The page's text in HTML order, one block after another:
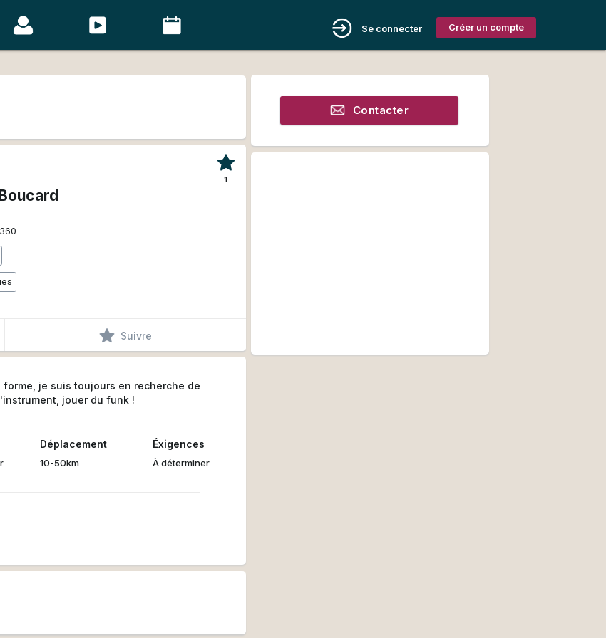
Créer un compte
Se connecter
1
Suivre
je suis toujours en recherche de
jouer du funk !
Déplacement
10-50km
Éxigences
À déterminer
Contacter